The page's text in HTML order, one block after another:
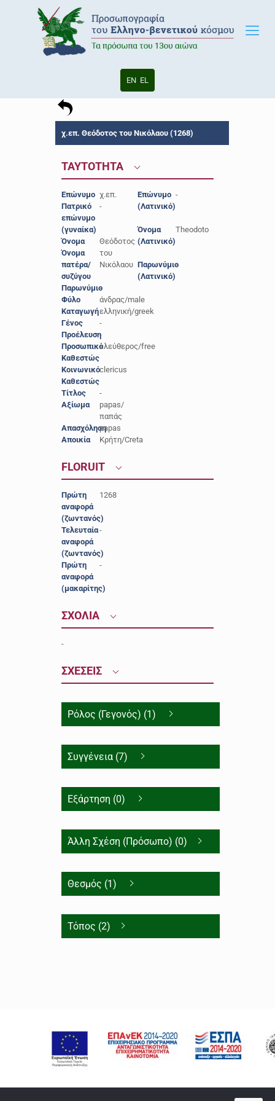
EN EL
χ.επ. Θεόδοτος του Νικόλαου (1268)
ΤΑΥΤΟΤΗΤΑ
Επώνυμο χ.επ.
Πατρικό
επώνυμο
(γυναίκα)
-
Όνομα
Θεόδοτος
Όνομα
πατέρα/
συζύγου
του
Νικόλαου
Παρωνύμιο
-
Φύλο
άνδρας/male
Καταγωγήελληνική/greek
Γένος
-
Προέλευση-
Προσωπικό
Καθεστώς
ελεύθερος/free
Κοινωνικό
Καθεστώς
clericus
Τίτλος
-
Αξίωμα
papas/
παπάς
Απασχόλησηpapas
Αποικία
Κρήτη/Creta
Επώνυμο
(Λατινικό)
-
Όνομα
(Λατινικό)
Theodoto
Παρωνύμιο
(Λατινικό)
-
FLORUIT
Πρώτη
αναφορά
(ζωντανός)
1268
Τελευταία
αναφορά
(ζωντανός)
-
Πρώτη
αναφορά
(μακαρίτης)
-
ΣΧΟΛΙΑ
-
ΣΧΕΣΕΙΣ
Ρόλος (Γεγονός) (1)
Συγγένεια (7)
Εξάρτηση (0)
Άλλη Σχέση (Πρόσωπο) (0)
Θεσμός (1)
Τόπος (2)